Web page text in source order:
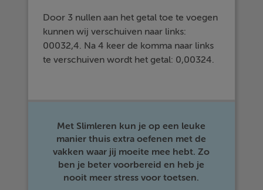
Door 3 nullen aan het getal toe te voegen
kunnen wij verschuiven naar links:
00032,4. Na 4 keer de komma naar links
te verschuiven wordt het getal: 0,00324.
Met Slimleren kun je op een leuke
manier thuis extra oefenen met de
vakken waar jij moeite mee hebt. Zo
ben je beter voorbereid en heb je
nooit meer stress voor toetsen.